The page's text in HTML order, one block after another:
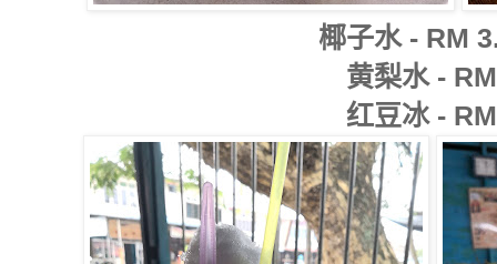
椰子水 - RM
黄梨水 -
红豆冰 -